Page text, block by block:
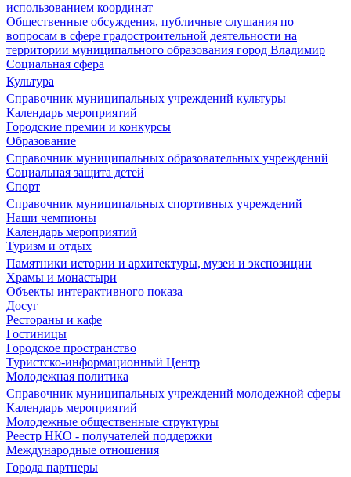
использованием координат
Общественные обсуждения, публичные слушания по
вопросам в сфере градостроительной деятельности на
территории муниципального образования город Владимир
Социальная сфера
Культура
Справочник муниципальных учреждений культуры
Календарь мероприятий
Городские премии и конкурсы
Образование
Справочник муниципальных образовательных учреждений
Социальная защита детей
Спорт
Справочник муниципальных спортивных учреждений
Наши чемпионы
Календарь мероприятий
Туризм и отдых
Памятники истории и архитектуры, музеи и экспозиции
Храмы и монастыри
Объекты интерактивного показа
Досуг
Рестораны и кафе
Гостиницы
Городское пространство
Туристско-информационный Центр
Молодежная политика
Справочник муниципальных учреждений молодежной сферы
Календарь мероприятий
Молодежные общественные структуры
Реестр НКО - получателей поддержки
Международные отношения
Города партнеры